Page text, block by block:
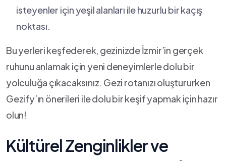
isteyenler için ⁤yeşil alanları ile ⁣huzurlu bir kaçış
noktası.
Bu⁤ yerleri ⁢keşfederek, ⁣gezinizde ⁣İzmir’in gerçek
ruhunu anlamak için yeni ⁢deneyimlerle dolu bir
yolculuğa⁤ çıkacaksınız. Gezi rotanızı oluştururken
Gezify’ın önerileri ile dolu bir keşif⁢ yapmak ​için ⁢hazır
olun!
Kültürel Zenginlikler ve